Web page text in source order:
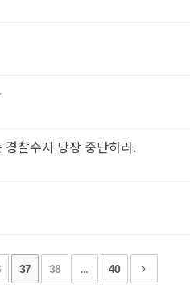
찰수사 당장 중단하라.
37 38 ... 40